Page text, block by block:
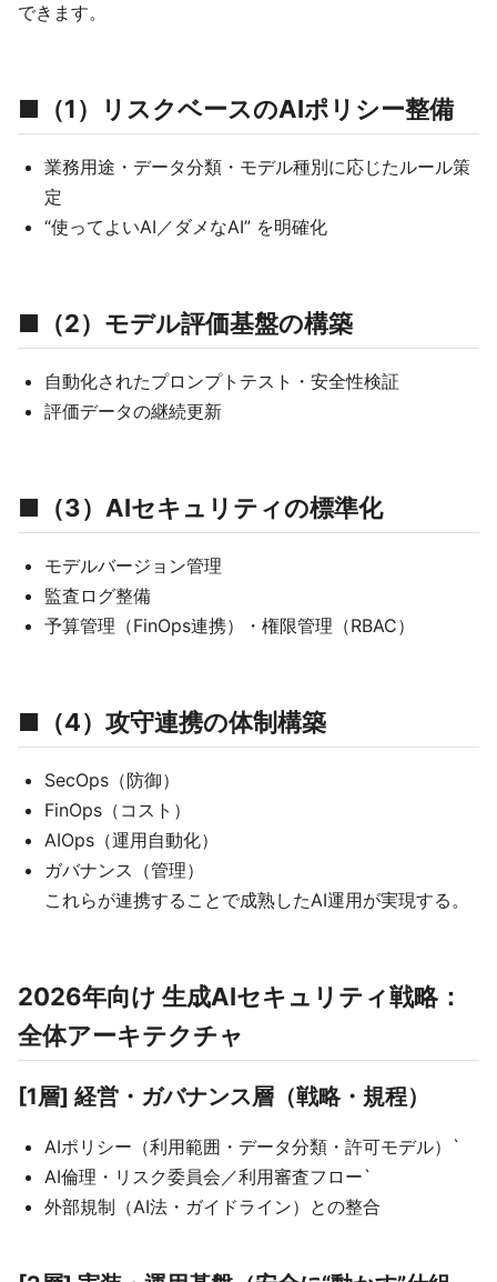
できます。
■（1）リスクベースのAIポリシー整備
業務用途・データ分類・モデル種別に応じたルール策
定
“使ってよいAI／ダメなAI” を明確化
■（2）モデル評価基盤の構築
自動化されたプロンプトテスト・安全性検証
評価データの継続更新
■（3）AIセキュリティの標準化
モデルバージョン管理
監査ログ整備
予算管理（FinOps連携）・権限管理（RBAC）
■（4）攻守連携の体制構築
SecOps（防御）
FinOps（コスト）
AIOps（運用自動化）
ガバナンス（管理）
これらが連携することで成熟したAI運用が実現する。
2026年向け 生成AIセキュリティ戦略：
全体アーキテクチャ
[1層] 経営・ガバナンス層（戦略・規程）
AIポリシー（利用範囲・データ分類・許可モデル）`
AI倫理・リスク委員会／利用審査フロー`
外部規制（AI法・ガイドライン）との整合